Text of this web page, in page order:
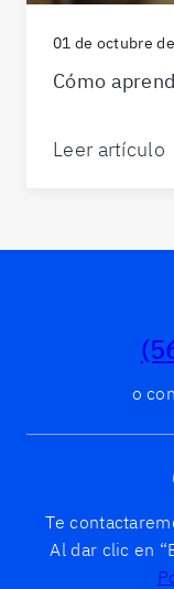
01 de octubre
Cómo
Leer artículo
o
Te
Al dar clic en